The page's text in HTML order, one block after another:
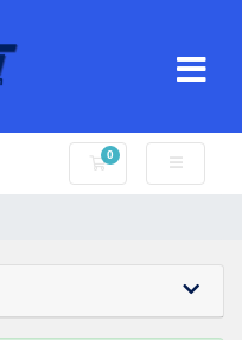
0
עגלת קניות